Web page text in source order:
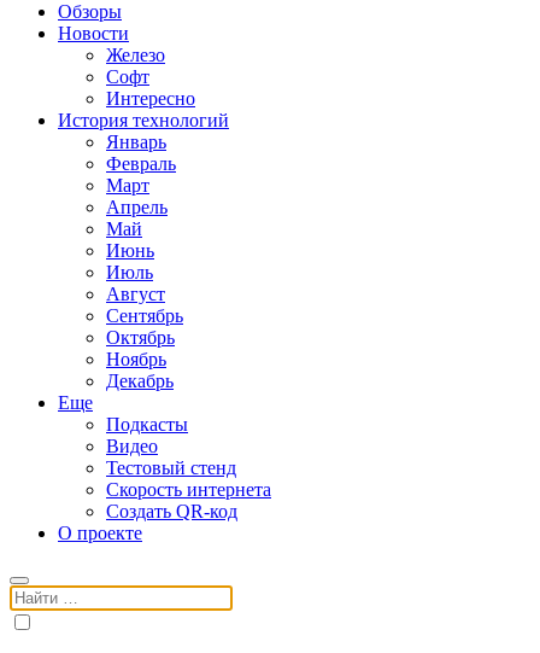
Обзоры
Новости
Железо
Софт
Интересно
История технологий
Январь
Февраль
Март
Апрель
Май
Июнь
Июль
Август
Сентябрь
Октябрь
Ноябрь
Декабрь
Еще
Подкасты
Видео
Тестовый стенд
Скорость интернета
Создать QR-код
О проекте
Поиск: